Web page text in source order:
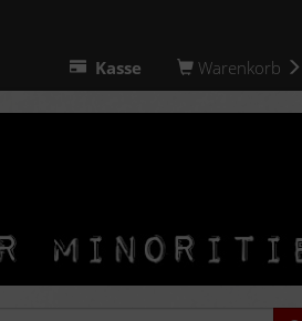
Kasse Warenkorb